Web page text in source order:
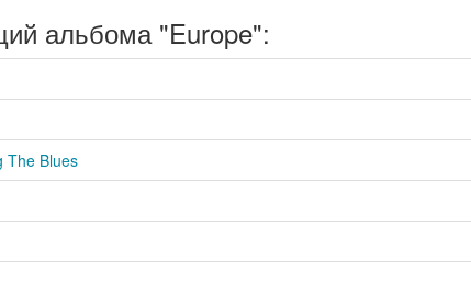
альбома "Europe":
The Blues